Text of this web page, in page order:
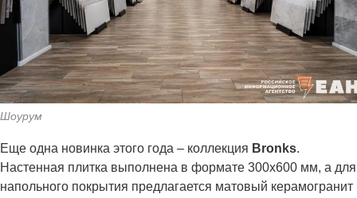
Шоурум
Еще одна новинка этого года – коллекция Bronks.
Настенная плитка выполнена в формате 300х600 мм, а для
напольного покрытия предлагается матовый керамогранит